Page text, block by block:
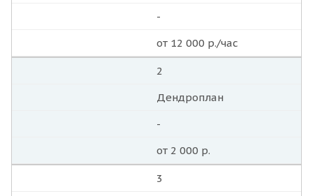
-
от 12 000 р./час
2
Дендроплан
-
от 2 000 р.
3